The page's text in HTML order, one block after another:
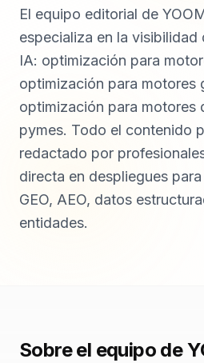
El equipo editorial de
especializa en la visibilidad
IA: optimización para
optimización para motores
optimización para motores
pymes. Todo el contenido
redactado por
directa en despliegues
GEO, AEO, datos
entidades.
Sobre el equipo de